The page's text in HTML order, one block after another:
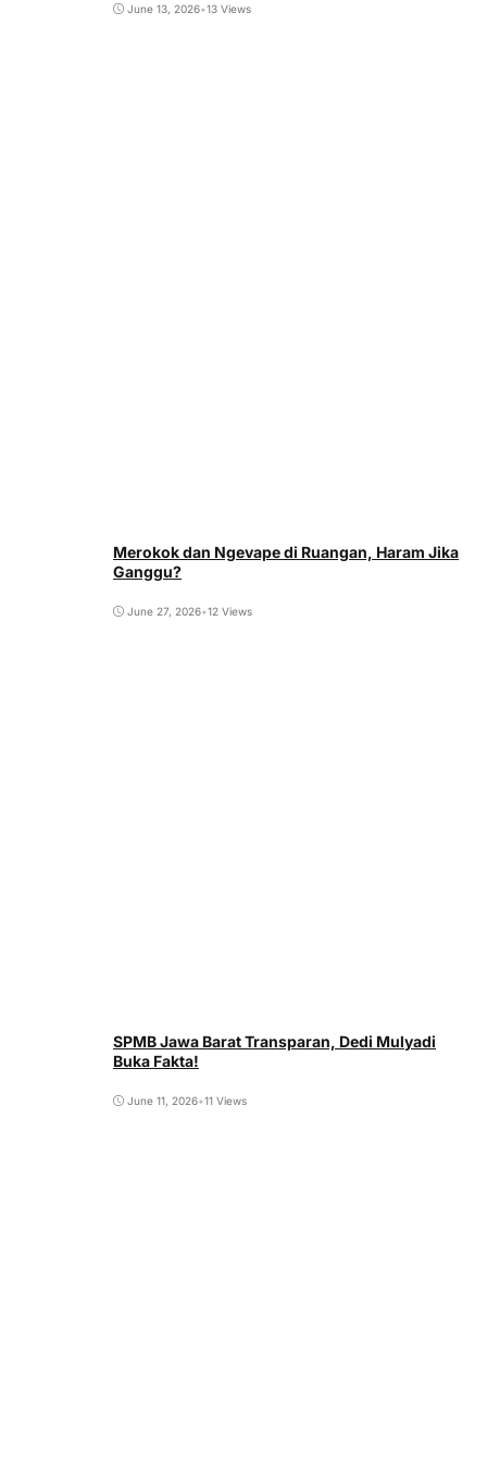
June 13, 2026•13 Views
Merokok dan Ngevape di Ruangan, Haram Jika
Ganggu?
June 27, 2026•12 Views
SPMB Jawa Barat Transparan, Dedi Mulyadi
Buka Fakta!
June 11, 2026•11 Views